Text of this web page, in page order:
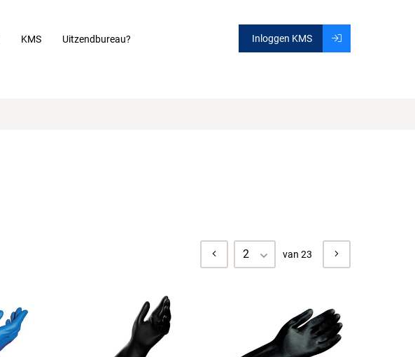
KMS Uitzendbureau? Inloggen KMS
2 van 23